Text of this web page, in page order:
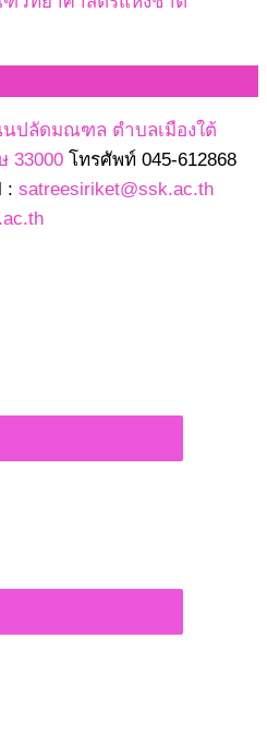
นปลัดมณฑล ตำบลเมืองใต้
33000 โทรศัพท์ 045-612868
: satreesiriket@ssk.ac.th